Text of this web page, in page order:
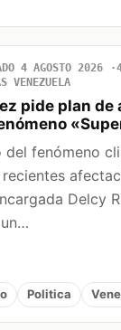
4 AGOSTO 2026
VENEZUELA
pide plan de
del fenómeno
Delcy
Politica